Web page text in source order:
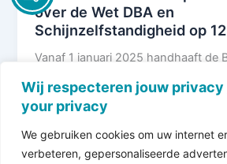
Wij respecteren jouw privacy
your privacy
We gebruiken cookies om uw internet
verbeteren, gepersonaliseerde
over de Wet DBA en
Schijnzelfstandigheid op
Vanaf 1 januari 2025 handhaaft de
Deregulering Beoordeling
die zzp’ers inhuren, […]